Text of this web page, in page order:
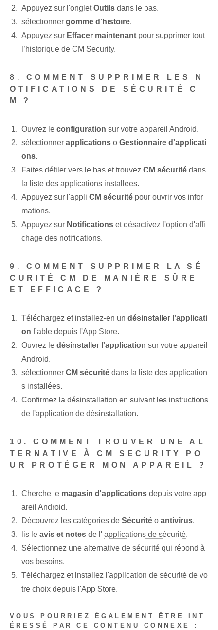
Appuyez sur l'ongletOutils dans le bas.
sélectionner gomme d'histoire.
Appuyez sur Effacer maintenant pour supprimer tout
l’historique de CM Security.
8. COMMENT SUPPRIMER LES N
OTIFICATIONS DE SÉCURITÉ C
M ?
Ouvrez le configuration sur votre appareil Android.
sélectionner applications o Gestionnaire d'applicati
ons.
Faites défiler vers le bas et trouvez CM sécurité dans
la liste des applications installées.
Appuyez sur l'appli CM sécurité pour ouvrir vos infor
mations.
Appuyez sur Notifications et désactivez l'option d'affi
chage des notifications.
9. COMMENT SUPPRIMER LA SÉ
CURITÉ CM DE MANIÈRE SÛRE
ET EFFICACE ?
Téléchargez et installez-en un désinstaller l'applicati
on fiable depuis l'App Store.
Ouvrez le désinstaller l'application sur votre appareil
Android.
sélectionner CM sécurité dans la liste des application
s installées.
Confirmez la désinstallation en suivant les instructions
de l'application de désinstallation.
10. COMMENT TROUVER UNE AL
TERNATIVE À CM SECURITY PO
UR PROTÉGER MON APPAREIL ?
Cherche le magasin d'applications depuis votre app
areil Android.
Découvrez les catégories de Sécurité o antivirus.
lis le avis et notes de l' applications de sécurité.
Sélectionnez une alternative de sécurité qui répond à
vos besoins.
Téléchargez et installez l'application de sécurité de vo
tre choix depuis l'App Store.
VOUS POURRIEZ ÉGALEMENT ÊTRE INT
ÉRESSÉ PAR CE CONTENU CONNEXE :